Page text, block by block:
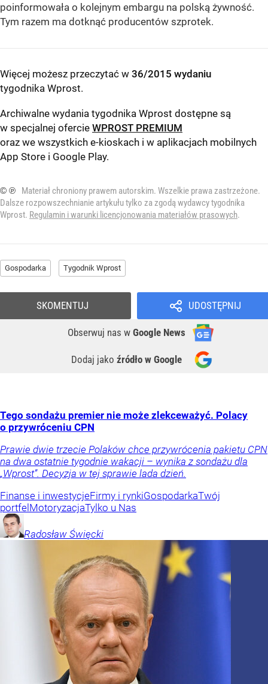
poinformowała o kolejnym embargu na polską żywność.
Tym razem ma dotknąć producentów szprotek.
Więcej możesz przeczytać w 36/2015 wydaniu
tygodnika Wprost.
Archiwalne wydania tygodnika Wprost dostępne są
w specjalnej ofercie WPROST PREMIUM
oraz we wszystkich e-kioskach i w aplikacjach mobilnych
App Store i Google Play.
© ℗
Materiał chroniony prawem autorskim. Wszelkie prawa zastrzeżone.
Dalsze rozpowszechnianie artykułu tylko za zgodą wydawcy tygodnika
Wprost. Regulamin i warunki licencjonowania materiałów prasowych.
Gospodarka Tygodnik Wprost
UDOSTĘPNIJ
Obserwuj nas w Google News
Dodaj jako źródło w Google
SKOMENTUJ
Tego sondażu premier nie może zlekceważyć. Polacy
o przywróceniu CPN
Prawie dwie trzecie Polaków chce przywrócenia pakietu CPN
na dwa ostatnie tygodnie wakacji – wynika z sondażu dla
„Wprost”. Decyzja w tej sprawie lada dzień.
Finanse i inwestycjeFirmy i rynkiGospodarkaTwój
portfel MotoryzacjaTylko u Nas
Radosław Święcki